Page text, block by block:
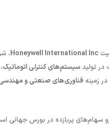
Honeywell International Inc.
تولیدسیستم‌های کنترلی اتوماتیک،
زمینه فناوری‌های صنعتی و
پربازده در بورس جهانی